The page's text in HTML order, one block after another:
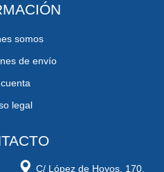
somos
de envío
legal
C/ López de Hoyos, 170.